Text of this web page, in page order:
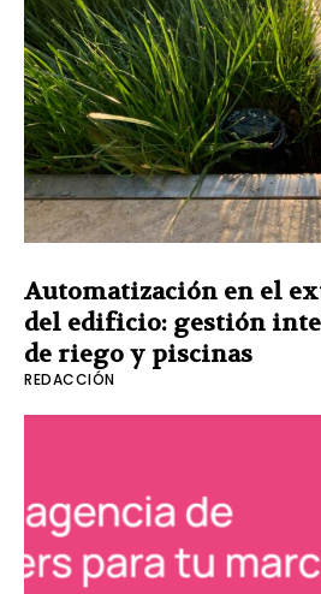
Automatización en el
del edificio: gestión
de riego y piscinas
REDACCIÓN